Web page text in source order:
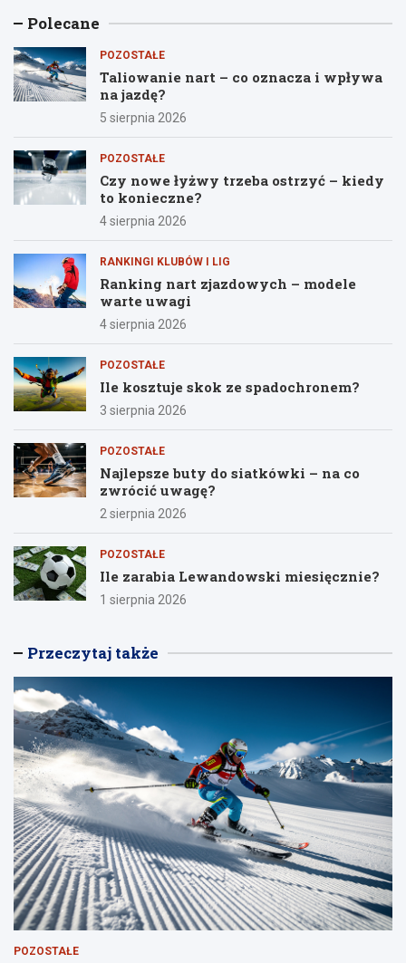
Polecane
POZOSTAŁE
Taliowanie nart – co oznacza i wpływa
na jazdę?
5 sierpnia 2026
POZOSTAŁE
Czy nowe łyżwy trzeba ostrzyć – kiedy
to konieczne?
4 sierpnia 2026
RANKINGI KLUBÓW I LIG
Ranking nart zjazdowych – modele
warte uwagi
4 sierpnia 2026
POZOSTAŁE
Ile kosztuje skok ze spadochronem?
3 sierpnia 2026
POZOSTAŁE
Najlepsze buty do siatkówki – na co
zwrócić uwagę?
2 sierpnia 2026
POZOSTAŁE
Ile zarabia Lewandowski miesięcznie?
1 sierpnia 2026
Przeczytaj także
POZOSTAŁE